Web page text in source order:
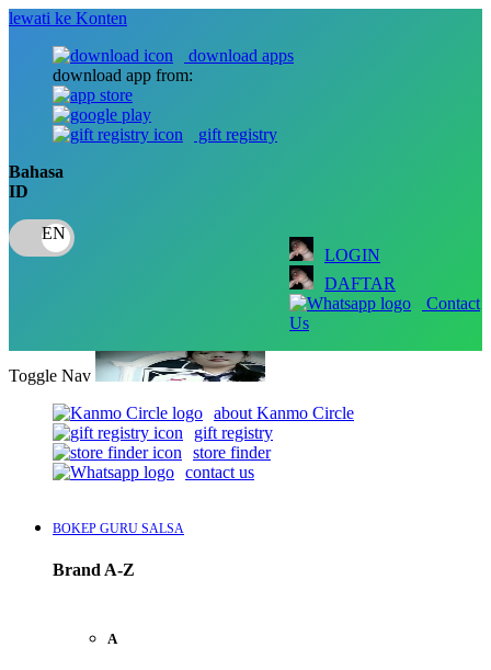
lewati ke Konten
download apps
download app from:
gift registry
Bahasa
ID
LOGIN
DAFTAR
Contact
Us
Toggle Nav
about Kanmo Circle
gift registry
store finder
contact us
BOKEP GURU SALSA
Brand A-Z
A